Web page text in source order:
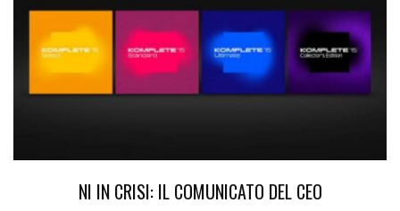
NI IN CRISI: IL COMUNICATO DEL CEO